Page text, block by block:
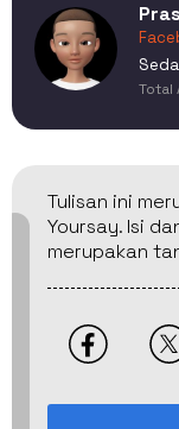
Total
Tulisan ini
Yoursay. Isi
merupakan